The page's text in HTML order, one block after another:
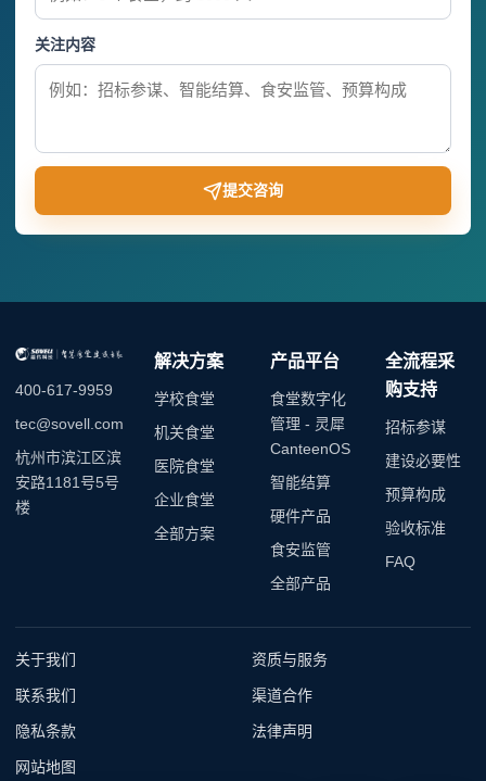
关注内容
提交咨询
400-617-9959
tec@sovell.com
杭州市滨江区滨
安路1181号5号
楼
解决方案
学校食堂
机关食堂
医院食堂
企业食堂
全部方案
产品平台
食堂数字化
管理 - 灵犀
CanteenOS
智能结算
硬件产品
食安监管
全部产品
全流程采
购支持
招标参谋
建设必要性
预算构成
验收标准
FAQ
关于我们 资质与服务
联系我们 渠道合作
隐私条款 法律声明
网站地图